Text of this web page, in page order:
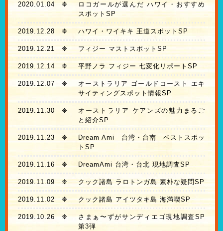
2020.01.04 ❊
ロコガールが選んだ ハワイ・おすすめ
スポットSP
2019.12.28 ❊ ハワイ・ワイキキ 王道スポットSP
2019.12.21 ❊ フィジー マストスポットSP
2019.12.14 ❊ 平野ノラ フィジー 七変化リポートSP
2019.12.07 ❊
オーストラリア ゴールドコースト エキ
サイティングスポット情報SP
2019.11.30 ❊
オーストラリア ケアンズの魅力まるご
と紹介SP
2019.11.23 ❊
Dream Ami 台湾・台南 ベストスポッ
トSP
2019.11.16 ❊ DreamAmi 台湾・台北 現地調査SP
2019.11.09❊ クック諸島 ラロトンガ島 素朴な疑問SP
2019.11.02❊ クック諸島 アイツタキ島 海満喫SP
2019.10.26❊
さまぁ〜ずがサンディエゴ現地調査SP
第3弾